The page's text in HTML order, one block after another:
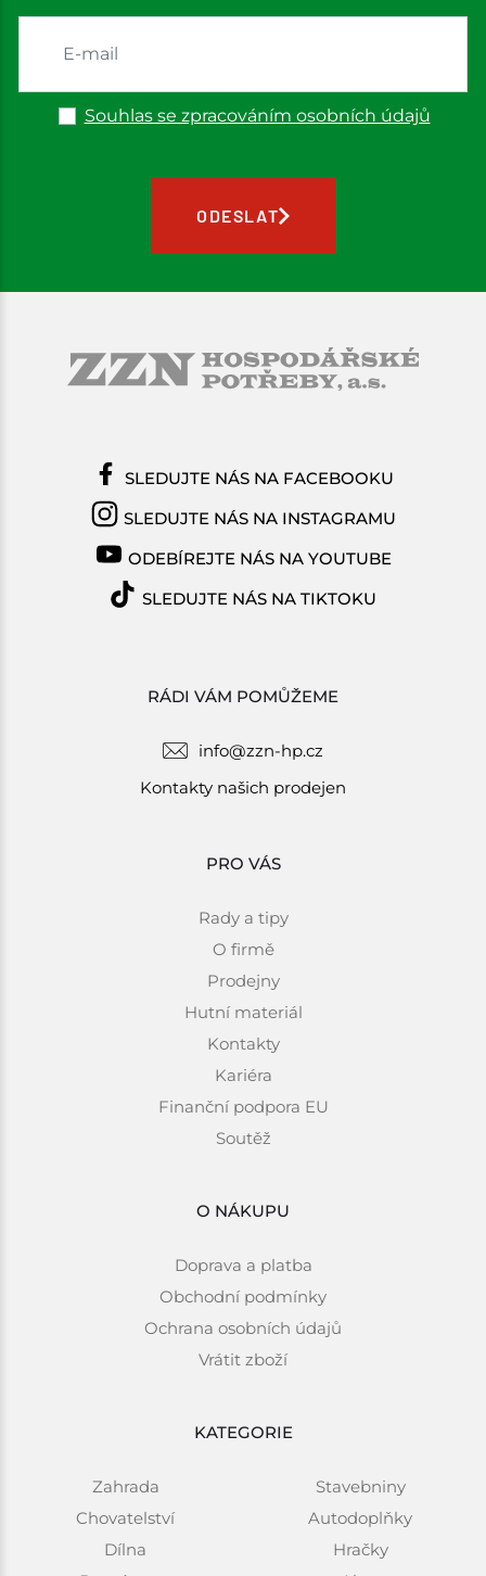
Souhlas se zpracováním osobních údajů
ODESLAT
RÁDI VÁM POMŮŽEME
info@zzn-hp.cz
Kontakty našich prodejen
PRO VÁS
Rady a tipy
O firmě
Prodejny
Hutní materiál
Kontakty
Kariéra
Finanční podpora EU
Soutěž
O NÁKUPU
Doprava a platba
Obchodní podmínky
Ochrana osobních údajů
Vrátit zboží
KATEGORIE
Zahrada
Chovatelství
Dílna
Stavebniny
Autodoplňky
Hračky
SLEDUJTE NÁS NA FACEBOOKU
SLEDUJTE NÁS NA INSTAGRAMU
ODEBÍREJTE NÁS NA YOUTUBE
SLEDUJTE NÁS NA TIKTOKU